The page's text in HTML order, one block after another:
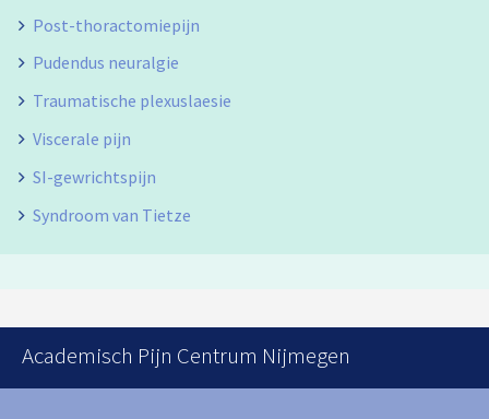
Post-thoractomiepijn
Pudendus neuralgie
Traumatische plexuslaesie
Viscerale pijn
SI-gewrichtspijn
Syndroom van Tietze
Academisch Pijn Centrum Nijmegen